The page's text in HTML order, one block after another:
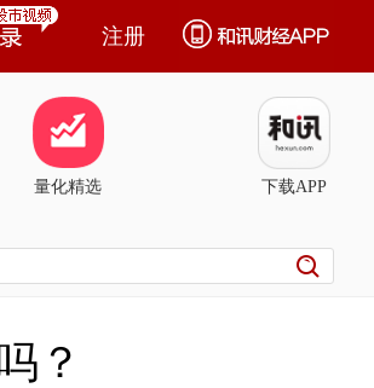
注册
量化精选 下载APP
？